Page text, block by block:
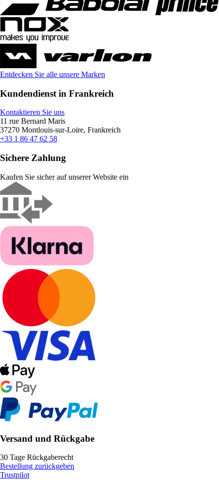
Entdecken Sie alle unsere Marken
Kundendienst in Frankreich
Kontaktieren Sie uns
11 rue Bernard Maris
37270 Montlouis-sur-Loire, Frankreich
+33 1 86 47 62 58
Sichere Zahlung
Kaufen Sie sicher auf unserer Website ein
Versand und Rückgabe
30 Tage Rückgaberecht
Bestellung zurückgeben
Trustpilot